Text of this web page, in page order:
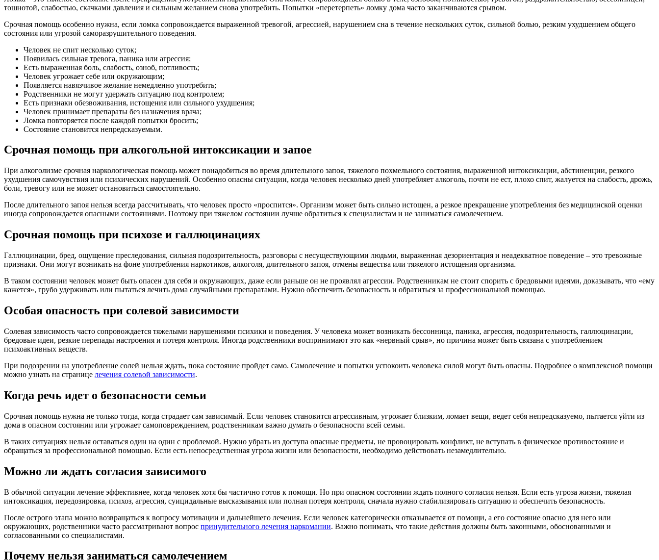
тошнотой, слабостью, скачками давления и сильным желанием снова употребить. Попытки «перетерпеть» ломку дома часто заканчиваются срывом.
Срочная помощь особенно нужна, если ломка сопровождается выраженной тревогой, агрессией, нарушением сна в течение нескольких суток, сильной болью, резким ухудшением общего
состояния или угрозой саморазрушительного поведения.
Человек не спит несколько суток;
Появилась сильная тревога, паника или агрессия;
Есть выраженная боль, слабость, озноб, потливость;
Человек угрожает себе или окружающим;
Появляется навязчивое желание немедленно употребить;
Родственники не могут удержать ситуацию под контролем;
Есть признаки обезвоживания, истощения или сильного ухудшения;
Человек принимает препараты без назначения врача;
Ломка повторяется после каждой попытки бросить;
Состояние становится непредсказуемым.
Срочная помощь при алкогольной интоксикации и запое
При алкоголизме срочная наркологическая помощь может понадобиться во время длительного запоя, тяжелого похмельного состояния, выраженной интоксикации, абстиненции, резкого
ухудшения самочувствия или психических нарушений. Особенно опасны ситуации, когда человек несколько дней употребляет алкоголь, почти не ест, плохо спит, жалуется на слабость, дрожь,
боли, тревогу или не может остановиться самостоятельно.
После длительного запоя нельзя всегда рассчитывать, что человек просто «проспится». Организм может быть сильно истощен, а резкое прекращение употребления без медицинской оценки
иногда сопровождается опасными состояниями. Поэтому при тяжелом состоянии лучше обратиться к специалистам и не заниматься самолечением.
Срочная помощь при психозе и галлюцинациях
Галлюцинации, бред, ощущение преследования, сильная подозрительность, разговоры с несуществующими людьми, выраженная дезориентация и неадекватное поведение – это тревожные
признаки. Они могут возникать на фоне употребления наркотиков, алкоголя, длительного запоя, отмены вещества или тяжелого истощения организма.
В таком состоянии человек может быть опасен для себя и окружающих, даже если раньше он не проявлял агрессии. Родственникам не стоит спорить с бредовыми идеями, доказывать, что «ему
кажется», грубо удерживать или пытаться лечить дома случайными препаратами. Нужно обеспечить безопасность и обратиться за профессиональной помощью.
Особая опасность при солевой зависимости
Солевая зависимость часто сопровождается тяжелыми нарушениями психики и поведения. У человека может возникать бессонница, паника, агрессия, подозрительность, галлюцинации,
бредовые идеи, резкие перепады настроения и потеря контроля. Иногда родственники воспринимают это как «нервный срыв», но причина может быть связана с употреблением
психоактивных веществ.
При подозрении на употребление солей нельзя ждать, пока состояние пройдет само. Самолечение и попытки успокоить человека силой могут быть опасны. Подробнее о комплексной помощи
можно узнать на странице лечения солевой зависимости.
Когда речь идет о безопасности семьи
Срочная помощь нужна не только тогда, когда страдает сам зависимый. Если человек становится агрессивным, угрожает близким, ломает вещи, ведет себя непредсказуемо, пытается уйти из
дома в опасном состоянии или угрожает самоповреждением, родственникам важно думать о безопасности всей семьи.
В таких ситуациях нельзя оставаться один на один с проблемой. Нужно убрать из доступа опасные предметы, не провоцировать конфликт, не вступать в физическое противостояние и
обращаться за профессиональной помощью. Если есть непосредственная угроза жизни или безопасности, необходимо действовать незамедлительно.
Можно ли ждать согласия зависимого
В обычной ситуации лечение эффективнее, когда человек хотя бы частично готов к помощи. Но при опасном состоянии ждать полного согласия нельзя. Если есть угроза жизни, тяжелая
интоксикация, передозировка, психоз, агрессия, суицидальные высказывания или полная потеря контроля, сначала нужно стабилизировать ситуацию и обеспечить безопасность.
После острого этапа можно возвращаться к вопросу мотивации и дальнейшего лечения. Если человек категорически отказывается от помощи, а его состояние опасно для него или
окружающих, родственники часто рассматривают вопрос принудительного лечения наркомании. Важно понимать, что такие действия должны быть законными, обоснованными и
согласованными со специалистами.
Почему нельзя заниматься самолечением